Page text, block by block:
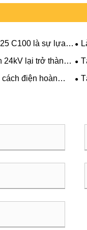
C100 là sự lựa
24kV lại trở thành
điện hoàn